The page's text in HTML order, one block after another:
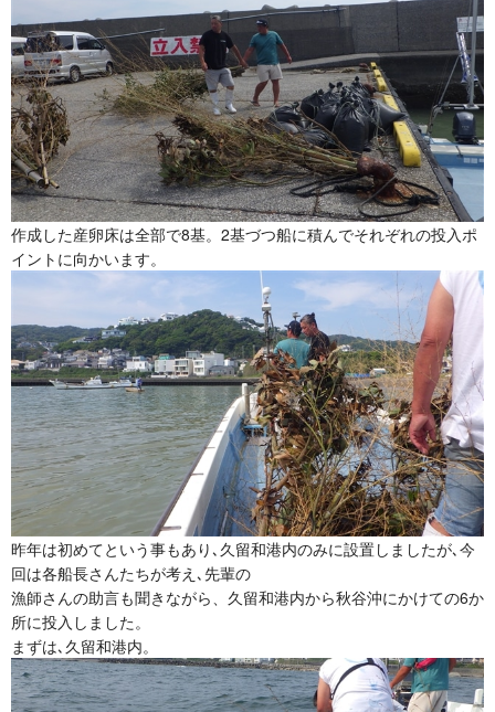
作成した産卵床は全部で8基。2基づつ船に積んでそれぞれの投入ポ
イントに向かいます。
昨年は初めてという事もあり､久留和港内のみに設置しましたが､今
回は各船長さんたちが考え､先輩の
漁師さんの助言も聞きながら、久留和港内から秋谷沖にかけての6か
所に投入しました。
まずは､久留和港内。